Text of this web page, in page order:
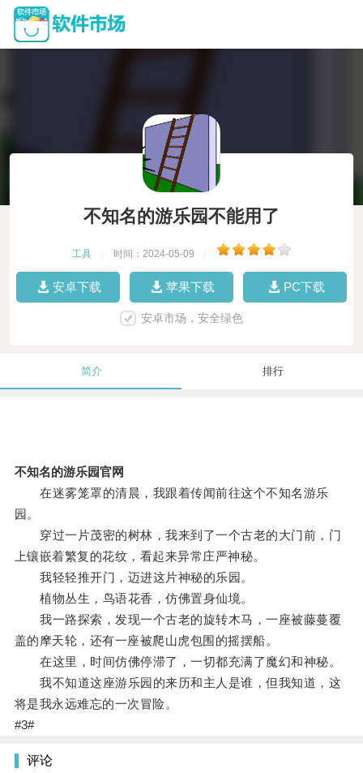
不知名的游乐园不能用了
工具 时间：2024-05-09
安卓下载 苹果下载 PC下载
安卓市场，安全绿色
简介 排行
不知名的游乐园官网
在迷雾笼罩的清晨，我跟着传闻前往这个不知名游乐
园。
穿过一片茂密的树林，我来到了一个古老的大门前，门
上镶嵌着繁复的花纹，看起来异常庄严神秘。
我轻轻推开门，迈进这片神秘的乐园。
植物丛生，鸟语花香，仿佛置身仙境。
我一路探索，发现一个古老的旋转木马，一座被藤蔓覆
盖的摩天轮，还有一座被爬山虎包围的摇摆船。
在这里，时间仿佛停滞了，一切都充满了魔幻和神秘。
我不知道这座游乐园的来历和主人是谁，但我知道，这
将是我永远难忘的一次冒险。
#3#
评论